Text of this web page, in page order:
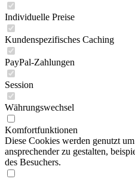
Individuelle Preise
Kundenspezifisches Caching
PayPal-Zahlungen
Session
Währungswechsel
Komfortfunktionen
Diese Cookies werden genutzt
ansprechender zu gestalten,
des Besuchers.